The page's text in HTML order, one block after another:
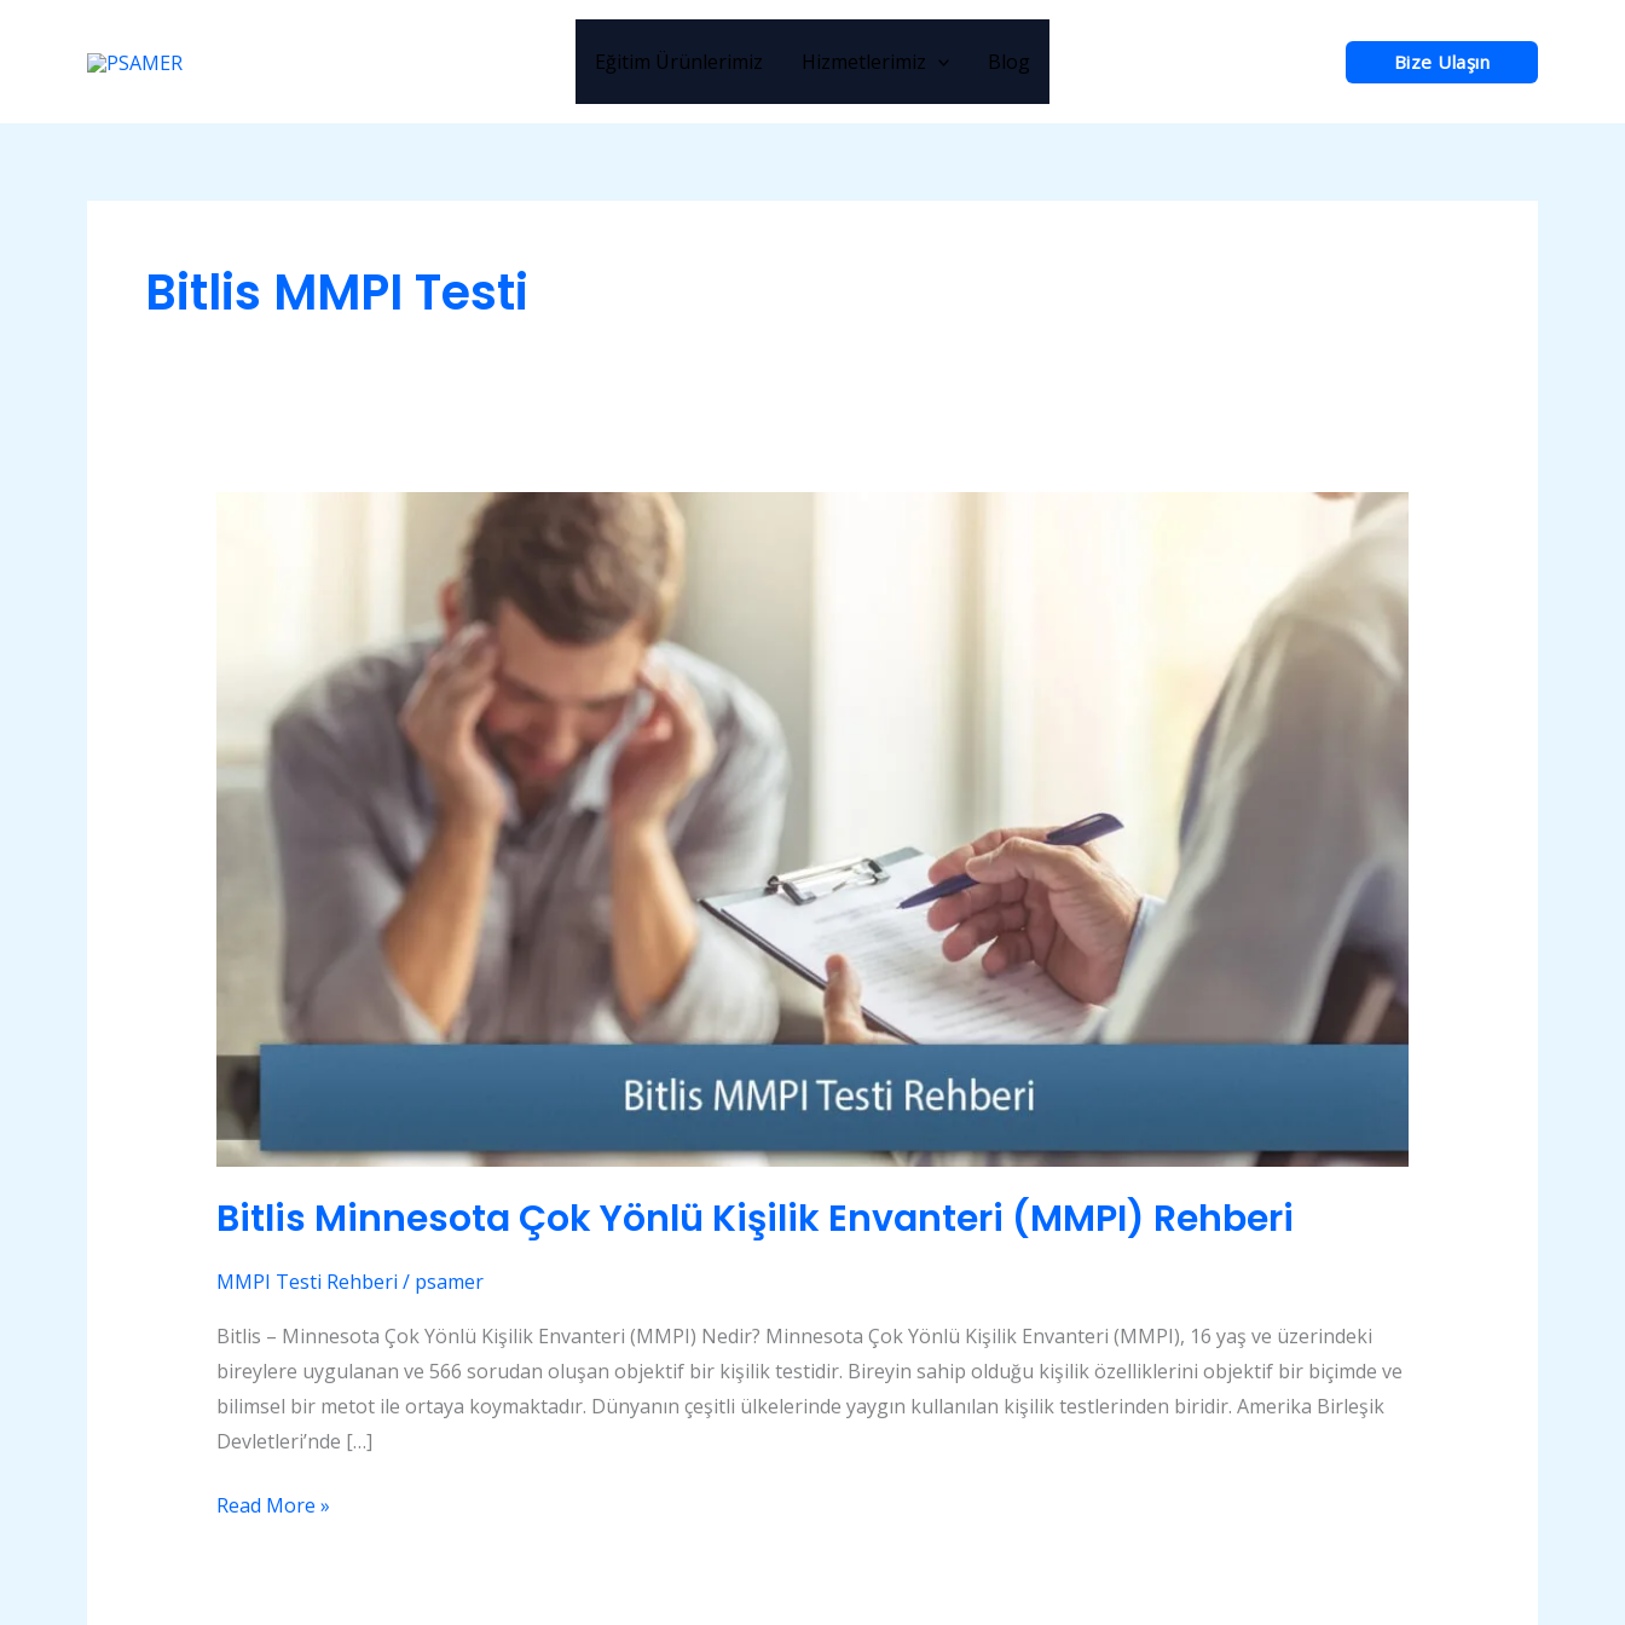
Eğitim Ürünlerimiz Hizmetlerimiz Blog Bize Ulaşın
Bitlis MMPI Testi
Bitlis Minnesota Çok Yönlü Kişilik Envanteri (MMPI) Rehberi
MMPI Testi Rehberi / psamer
Bitlis – Minnesota Çok Yönlü Kişilik Envanteri (MMPI) Nedir? Minnesota Çok Yönlü Kişilik Envanteri (MMPI), 16 yaş ve üzerindeki
bireylere uygulanan ve 566 sorudan oluşan objektif bir kişilik testidir. Bireyin sahip olduğu kişilik özelliklerini objektif bir biçimde ve
bilimsel bir metot ile ortaya koymaktadır. Dünyanın çeşitli ülkelerinde yaygın kullanılan kişilik testlerinden biridir. Amerika Birleşik
Devletleri’nde […]
Envanteri
(MMPI)
Rehberi
Read More »